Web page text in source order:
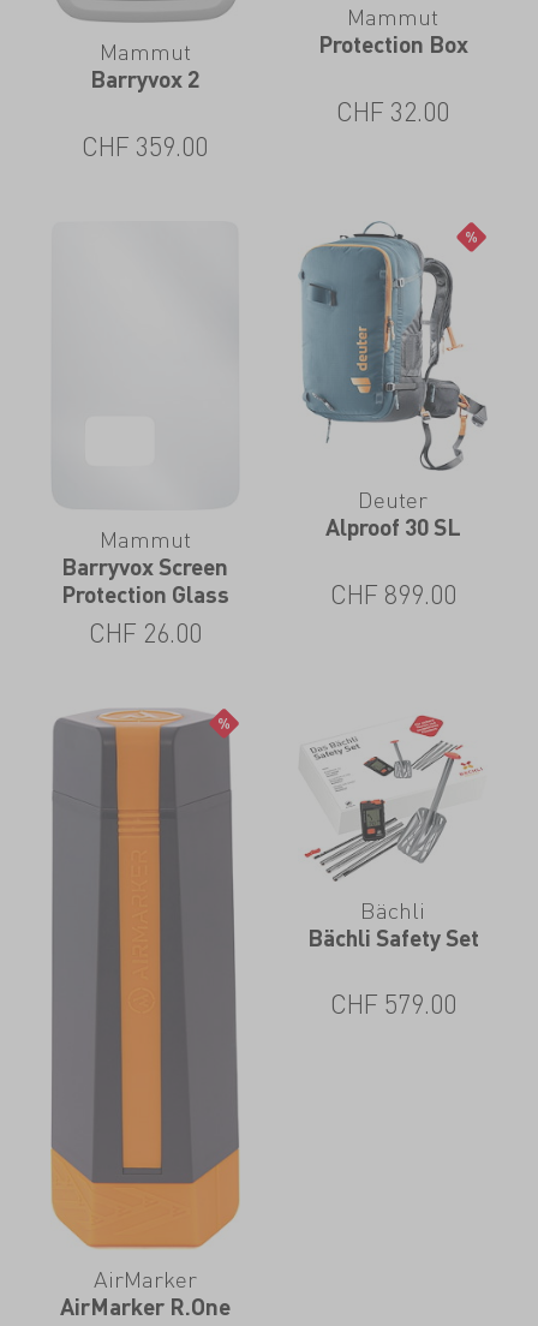
Mammut
Barryvox 2
CHF 359.00
Mammut
Protection Box
CHF 32.00
Mammut
Barryvox Screen
Protection Glass
CHF 26.00
Deuter
Alproof 30 SL
CHF 899.00
AirMarker
AirMarker R.One
Bächli
Bächli Safety Set
CHF 579.00